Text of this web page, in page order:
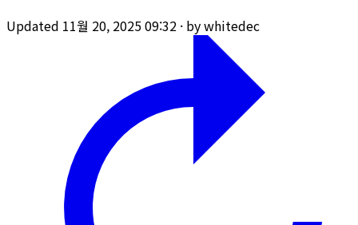
Updated 11월 20, 2025 09:32 · by whitedec